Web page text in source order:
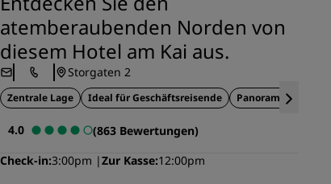
Bonus für die erste Buchung
Deals of the Day
Im Voraus buchen
Unsere Angebote anzeigen
Reisevorschläge
Familienfreundliche Hotels
atemberaubenden Norden von
diesem Hotel am Kai aus.
Storgaten 2
Zentrale Lage Ideal für Geschäftsreisende Panoramablick
4.0
(863 Bewertungen)
Check-in 3:00pm Zur Kasse 12:00pm